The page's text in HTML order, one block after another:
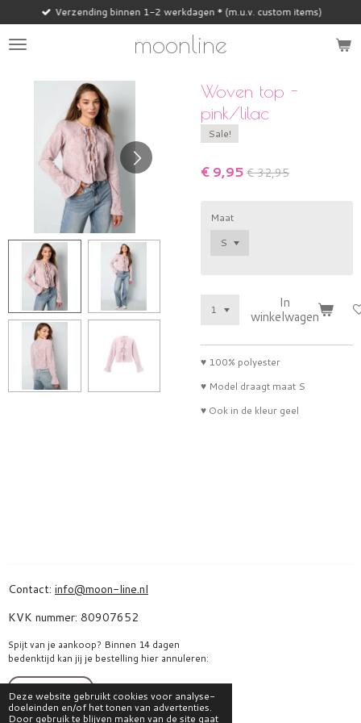
Deze website gebruikt cookies voor analyse-
doeleinden en/of het tonen van advertenties.
Door gebruik te blijven maken van de site gaat
naar
moonline
Verzending binnen 1-2 werkdagen * (m.u.v. custom items)
Woven top -
pink/lilac
Sale!
€ 9,95 € 32,95
Maat
In
winkelwagen
♥ 100% polyester
♥ Model draagt maat S
♥ Ook in de kleur geel
Contact: info@moon-line.nl
KVK nummer: 80907652
Spijt van je aankoop? Binnen 14 dagen
bedenktijd kan jij je bestelling hier annuleren:
Bestelling herroepen